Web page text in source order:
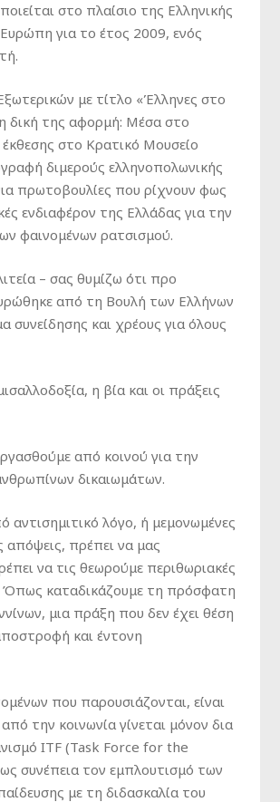
στο πλαίσιο της Ελληνικής
για το έτος 2009, ενός
με τίτλο «Έλληνες στο
δική της αφορμή: Μέσα στο
έκθεσης στο Κρατικό Μουσείο
διμερούς ελληνοπολωνικής
πρωτοβουλίες που ρίχνουν φως
ενδιαφέρον της Ελλάδας για την
φαινομένων ρατσισμού.
– σας θυμίζω ότι προ
από τη Βουλή των Ελλήνων
και χρέους για όλους
η βία και οι πράξεις
από κοινού για την
δικαιωμάτων.
λόγο, ή μεμονωμένες
απόψεις, πρέπει να μας
να τις θεωρούμε περιθωριακές
Όπως καταδικάζουμε τη πρόσφατη
μια πράξη που δεν έχει θέση
και έντονη
που παρουσιάζονται, είναι
την κοινωνία γίνεται μόνον δια
ITF (Task Force for the
συνέπεια τον εμπλουτισμό των
με τη διδασκαλία του